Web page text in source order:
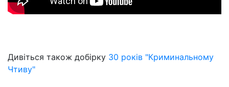
Дивіться також добірку 30 років "Криминальному
Чтиву"